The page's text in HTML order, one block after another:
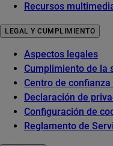
Recursos
LEGAL Y CUMPLIMIENTO
Aspectos legales
Cumplimiento de la
Centro de
Declaración de
Configuración de
Reglamento de